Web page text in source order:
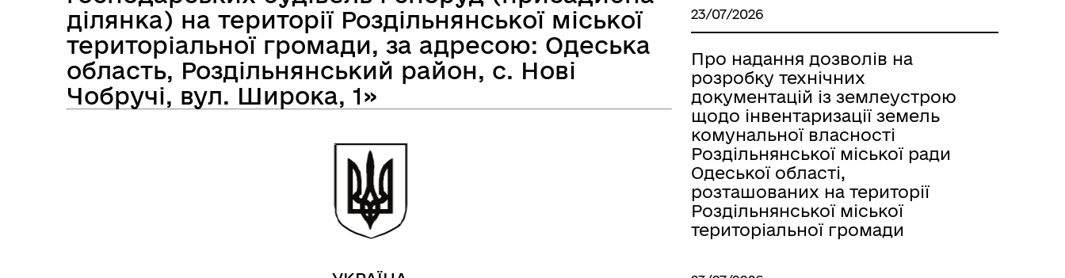
комітету
Книга пам'яті полеглих за
ділянка) на території Роздільнянської міської
територіальної громади, за адресою: Одеська
область, Роздільнянський район, с. Нові
Чобручі, вул. Широка, 1»
23/07/2026
Про надання дозволів на
розробку технічних
документацій із землеустрою
щодо інвентаризації земель
комунальної власності
Роздільнянської міської ради
Одеської області,
розташованих на території
Роздільнянської міської
територіальної громади